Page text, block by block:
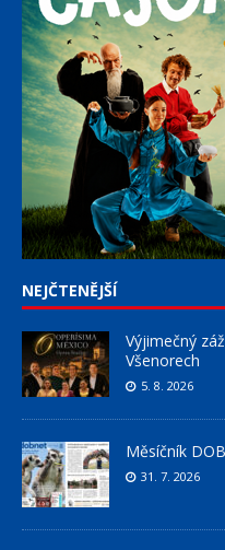
NEJČTENĚJŠÍ
Výjimečný
Všenorech
5. 8. 2026
Měsíčník
31. 7. 2026